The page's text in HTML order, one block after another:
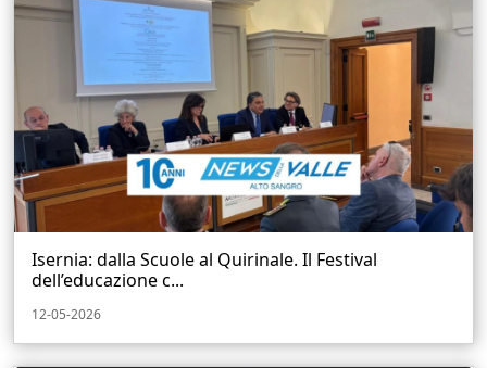
Isernia: dalla Scuole al Quirinale. Il Festival
dell’educazione c...
12-05-2026